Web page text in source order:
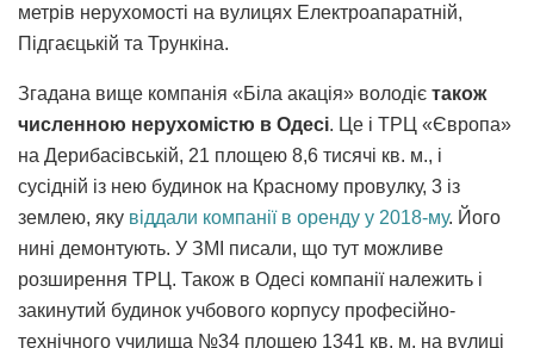
метрів нерухомості на вулицях Електроапаратній,
Підгаєцькій та Трункіна.
Згадана вище компанія «Біла акація» володіє також
численною нерухомістю в Одесі. Це і ТРЦ «Європа»
на Дерибасівській, 21 площею 8,6 тисячі кв. м., і
сусідній із нею будинок на Красному провулку, 3 із
землею, яку віддали компанії в оренду у 2018-му. Його
нині демонтують. У ЗМІ писали, що тут можливе
розширення ТРЦ. Також в Одесі компанії належить і
закинутий будинок учбового корпусу професійно-
технічного училища №34 площею 1341 кв. м. на вулиці